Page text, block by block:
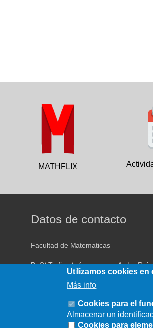
MATHFLIX
Datos de contacto
Facultad de Matematicas
C/ Tarfia s/n (acceso por Avda.
Sevilla - 41012
fmatematicas@us.es
Utilizamos cookies en
Más info
Cookies para el
Almacenar un
Cookies para